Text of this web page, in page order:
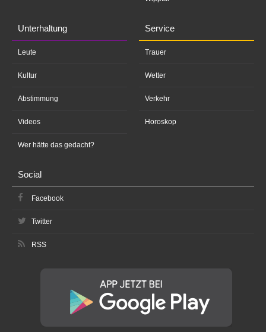
Unterhaltung
Leute
Kultur
Abstimmung
Videos
Wer hätte das gedacht?
Service
Trauer
Wetter
Verkehr
Horoskop
Social
Facebook
Twitter
RSS